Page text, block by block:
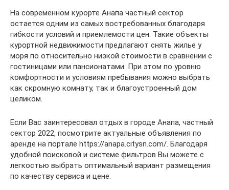
На современном курорте Анапа частный сектор
остается одним из самых востребованных благодаря
гибкости условий и приемлемости цен. Такие объекты
курортной недвижимости предлагают снять жилье у
моря по относительно низкой стоимости в сравнении с
гостиницами или пансионатами. При этом по уровню
комфортности и условиям пребывания можно выбрать
как скромную комнату, так и благоустроенный дом
целиком.
Если Вас заинтересовал отдых в городе Анапа, частный
сектор 2022, посмотрите актуальные объявления по
аренде на портале https://anapa.citysn.com/. Благодаря
удобной поисковой и системе фильтров Вы можете с
легкостью выбрать оптимальный вариант размещения
по качеству сервиса и цене.